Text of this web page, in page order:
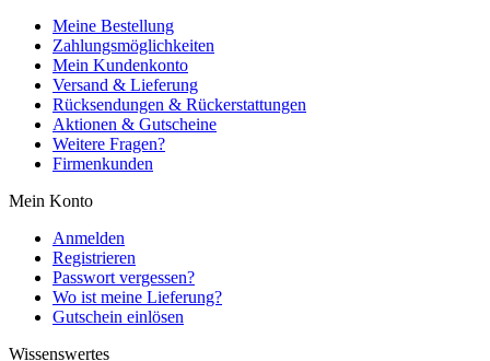
Meine Bestellung
Zahlungsmöglichkeiten
Mein Kundenkonto
Versand & Lieferung
Rücksendungen & Rückerstattungen
Aktionen & Gutscheine
Weitere Fragen?
Firmenkunden
Mein Konto
Anmelden
Registrieren
Passwort vergessen?
Wo ist meine Lieferung?
Gutschein einlösen
Wissenswertes